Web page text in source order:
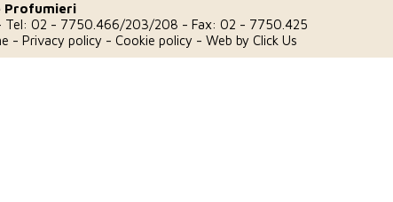
Profumieri
Tel: 02 - 7750.466/203/208 - Fax: 02 - 7750.425
- Privacy policy - Cookie policy - Web by Click Us